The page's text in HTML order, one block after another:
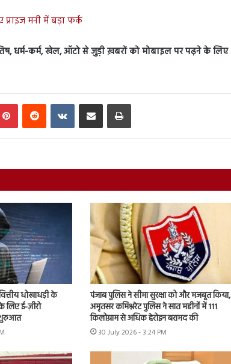
मनी में बड़ा फर्क
धर्म-कर्म, खेल, ऑटो से जुड़ी ख़बरों को मोबाइल पर पढ़ने के लिए
PinterestReddit VKontakteShare via Email Print
धोखाधड़ी के
लिए ई-ज़ीरो
पंजाब पुलिस ने सीमा सुरक्षा को और मजबूत किया,
अमृतसर कमिश्नरेट पुलिस ने सात महीनों में 111
किलोग्राम से अधिक हेरोइन बरामद की
30 July 2026 - 3:24 PM